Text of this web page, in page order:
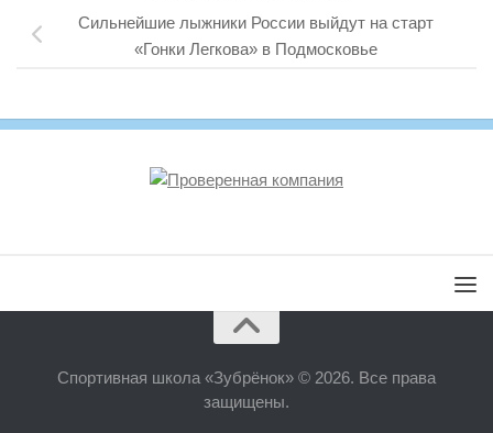
Сильнейшие лыжники России выйдут на старт
«Гонки Легкова» в Подмосковье
Спортивная школа «Зубрёнок» © 2026. Все права
защищены.